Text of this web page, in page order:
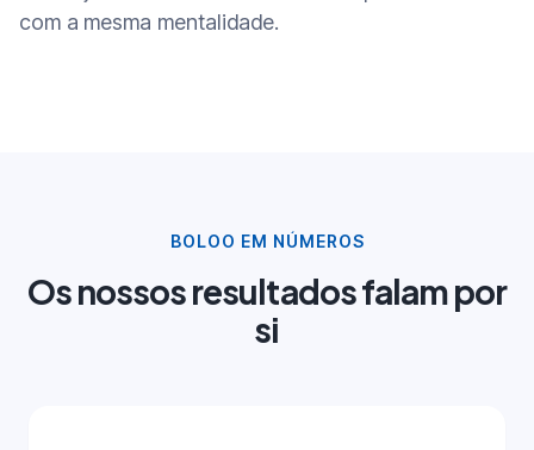
com a mesma mentalidade.
BOLOO EM NÚMEROS
Os nossos resultados falam por
si